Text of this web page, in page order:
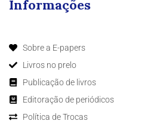
Informações
Sobre a E-papers
Livros no prelo
Publicação de livros
Editoração de periódicos
Política de Trocas